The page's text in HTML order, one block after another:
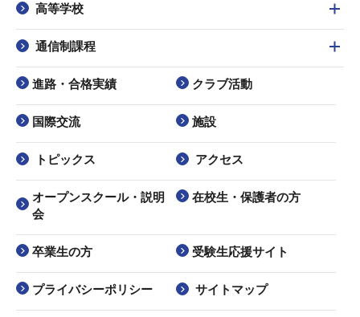
高等学校
通信制課程
進路・合格実績 クラブ活動
国際交流 施設
トピックス アクセス
オープンスクール・説明
会
在校生・保護者の方
卒業生の方 受験生応援サイト
プライバシーポリシー サイトマップ